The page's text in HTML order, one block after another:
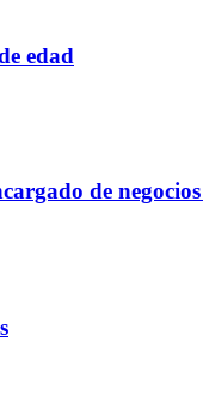
edad
de